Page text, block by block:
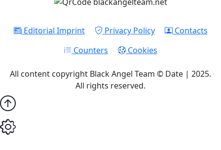
Editorial Imprint Privacy Policy
Contacts
Counters
Cookies
All content copyright Black Angel Team © Date | 2025.
All rights reserved.